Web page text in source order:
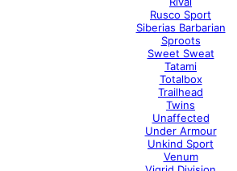
Rusco Sport
Siberias Barbarian
Sproots
Sweet Sweat
Tatami
Totalbox
Trailhead
Twins
Unaffected
Under Armour
Unkind Sport
Venum